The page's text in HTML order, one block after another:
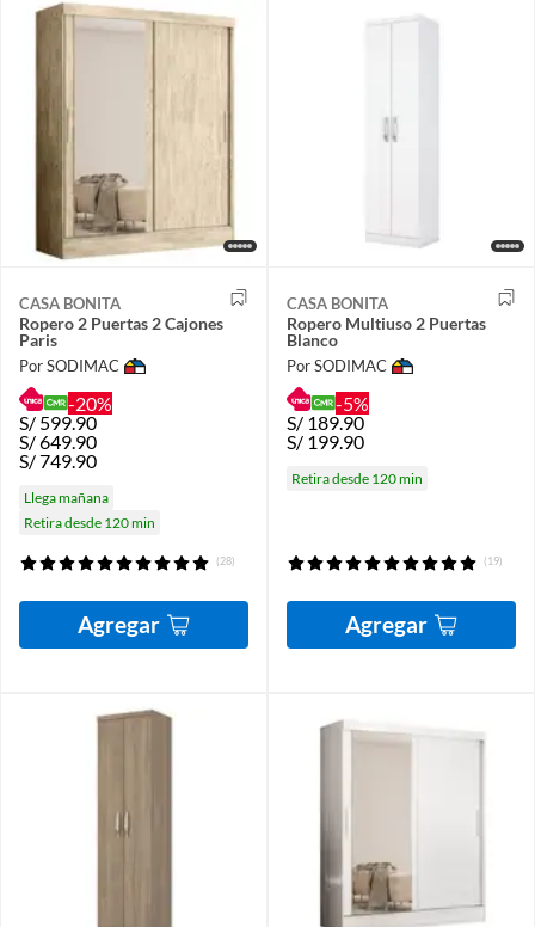
CASA BONITA
Ropero 2 Puertas 2 Cajones
Paris
Por SODIMAC
-20%
S/ 599.90
S/649.90
S/749.90
Llega mañana
Retira desde 120 min
(28)
Agregar
CASA BONITA
Ropero Multiuso 2 Puertas
Blanco
Por SODIMAC
-5%
S/ 189.90
S/ 199.90
Retira desde 120 min
(19)
Agregar